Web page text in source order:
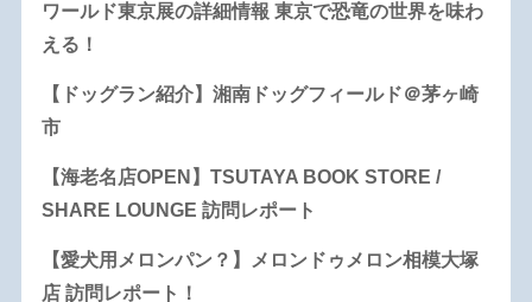
ワールド東京展の詳細情報 東京で恐竜の世界を味わ
える！
【ドッグラン紹介】湘南ドッグフィールド＠茅ヶ崎
市
【海老名店OPEN】TSUTAYA BOOK STORE /
SHARE LOUNGE 訪問レポート
【愛犬用メロンパン？】メロンドゥメロン相模大塚
店 訪問レポート！